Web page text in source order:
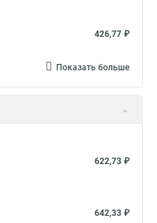
426,77 ₽
Показать больше
622,73 ₽
642,33 ₽